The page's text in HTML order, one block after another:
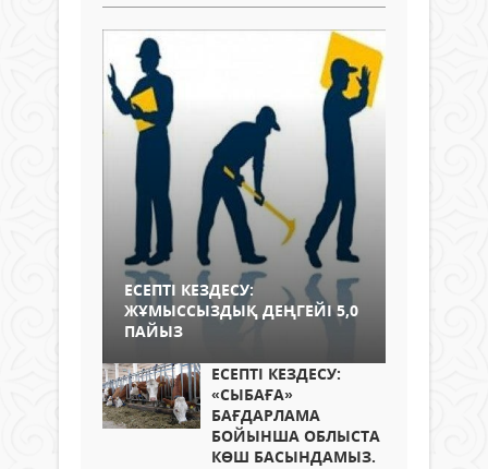
ЕСЕПТІ КЕЗДЕСУ:
ЖҰМЫССЫЗДЫҚ ДЕҢГЕЙІ 5,0
ПАЙЫЗ
ЕСЕПТІ КЕЗДЕСУ:
«СЫБАҒА»
БАҒДАРЛАМА
БОЙЫНША ОБЛЫСТА
КӨШ БАСЫНДАМЫЗ.